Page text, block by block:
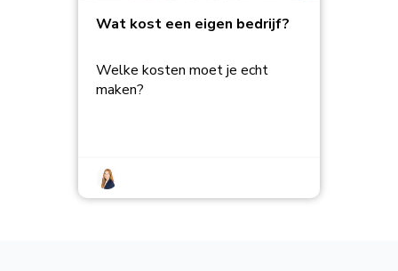
Wat kost een eigen bedrijf?
Welke kosten moet je echt
maken?